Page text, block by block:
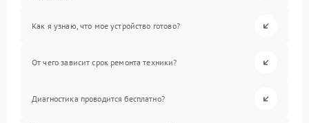
Как я узнаю, что мое устройство готово?
От чего зависит срок ремонта техники?
Диагностика проводится бесплатно?